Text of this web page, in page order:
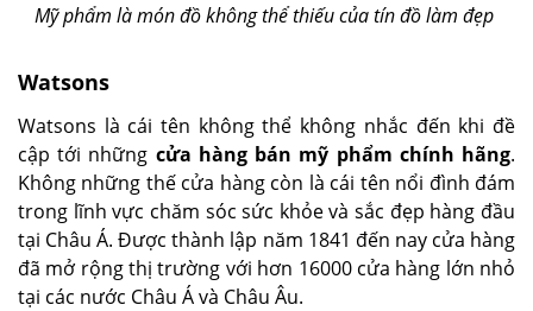
Mỹ phẩm là món đồ không thể thiếu của tín đồ làm đẹp
Watsons
Watsons là cái tên không thể không nhắc đến khi đề
cập tới những cửa hàng bán mỹ phẩm chính hãng.
Không những thế cửa hàng còn là cái tên nổi đình đám
trong lĩnh vực chăm sóc sức khỏe và sắc đẹp hàng đầu
tại Châu Á. Được thành lập năm 1841 đến nay cửa hàng
đã mở rộng thị trường với hơn 16000 cửa hàng lớn nhỏ
tại các nước Châu Á và Châu Âu.